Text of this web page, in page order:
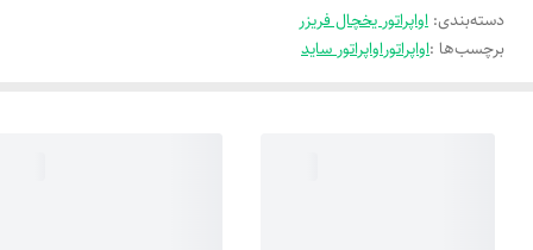
دسته‌بندی: اواپراتور یخچال فریزر
برچسب‌ها :اواپراتوراواپراتور ساید